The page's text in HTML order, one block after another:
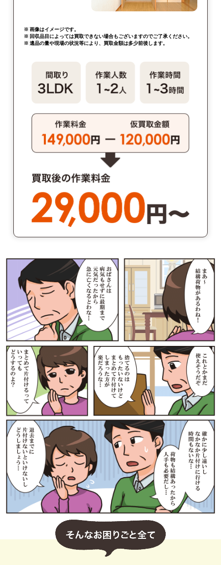
※ 画像はイメージです。
※ 回収品目によっては買取できない場合もございますのでご了承ください。
※ 遺品の量や現場の状況等により、買取金額は多少前後します。